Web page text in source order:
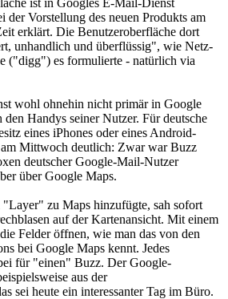
der Vorstellung des neuen Produkts am
erklärt. Die Benutzeroberfläche dort
unhandlich und überflüssig", wie Netz-
("digg") es formulierte - natürlich via
wohl ohnehin nicht primär in Google
Handys seiner Nutzer. Für deutsche
eines iPhones oder eines Android-
Mittwoch deutlich: Zwar war Buzz
deutscher Google-Mail-Nutzer
über Google Maps.
"Layer" zu Maps hinzufügte, sah sofort
auf der Kartenansicht. Mit einem
Felder öffnen, wie man das von den
bei Google Maps kennt. Jedes
für "einen" Buzz. Der Google-
aus der
sei heute ein interessanter Tag im Büro.